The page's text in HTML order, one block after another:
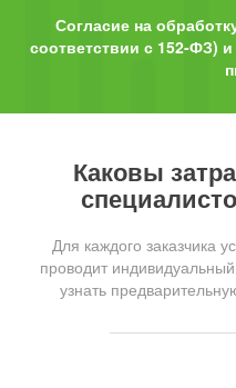
Согласие на
соответствии с 152-ФЗ)
Каковы
Для каждого заказчика
проводит
узнать